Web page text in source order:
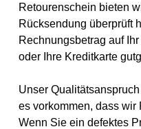
Retourenschein bieten
Rücksendung überprüft
Rechnungsbetrag auf
oder Ihre Kreditkarte
Unser
es vorkommen, dass
Wenn Sie ein defektes